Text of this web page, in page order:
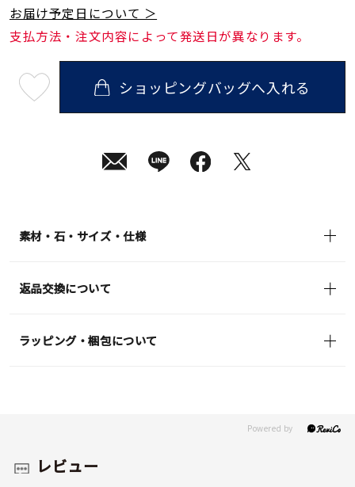
価格 ¥0
在庫 在庫ありのみ すべて表示
お届け予定日について ＞
支払方法・注文内容によって発送日が異なります。
08
ショッピングバッグへ入れる
素材・石・サイズ・仕様
返品交換について
ラッピング・梱包について
レビュー